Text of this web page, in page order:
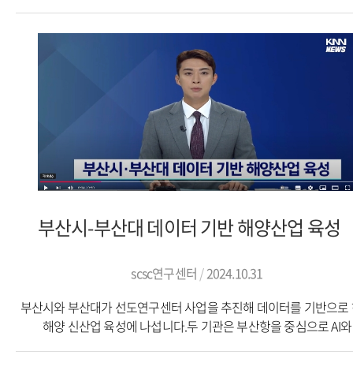
데이터사이언스대학원장)와 지역혁신역량교육연구센터(지혁센
센터장 박수홍·교육학과 교수)가 「2024 부산 해양데이터 해커
대회를 오는 11월 개최한다고 23일 밝혔다.부산광역시 지원으로
이번 대회는 해양데이터에 관심 있는 학생·시민 누구나 팀을 구
참가할 수 있다. 참가 신청은 오는 10월 18일까지 대회 공식 누리
통해 하면 된다.이번 대회는 ‘바다를 가로지르는 데이터 전쟁’이
부제로, 해양과 빅데이터의 융합을 통해 새로운 해양서비스와
해양신산업 비즈니스 모델을 개발하고자 마련됐다. 특히, 해커톤
워케이션 개념을 도입해 도입해 크루즈의 낭만과 대회 참여를 통
도전으로, 비전을 현실로 만들어 내는 새로운 시대의 혁신교육모
선보일 전망이다.대회 본선은 오는 11월 7일부터 9일까지 3일간
해양빅데이터를 활용해 디지털 전환, 스마트 해양수산기술, 기후
모델이나 디지털 서비스로 완성하는 실전형 경진대회를 펼친다.본
진출한 10개 팀은 크루즈 선상에서 직접 해양데이터를 다루며 비즈
모델을 창출하는 과정에 참여하게 되며, 이 과정에서 해양 및 빅데
부산시-부산대 데이터 기반 해양산업 육성
scsc연구센터 2024.10.31
부산시와 부산대가 선도연구센터 사업을 추진해 데이터를 기반으로
해양 신산업 육성에 나섭니다.두 기관은 부산항을 중심으로 AI와